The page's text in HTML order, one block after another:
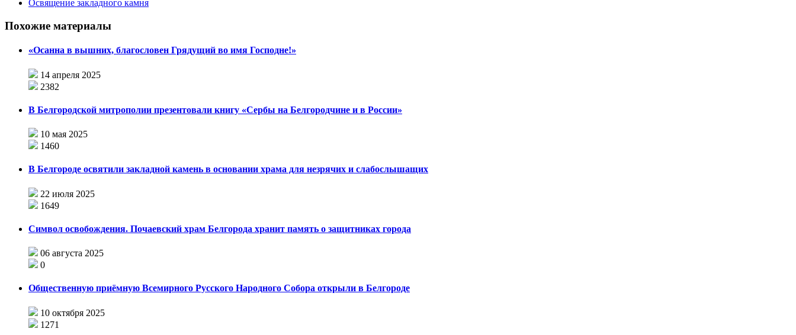
Освящение закладного камня
Похожие материалы
«Осанна в вышних, благословен Грядущий во имя Господне!»
14 апреля 2025
2382
В Белгородской митрополии презентовали книгу «Сербы на Белгородчине и в России»
10 мая 2025
1460
В Белгороде освятили закладной камень в основании храма для незрячих и слабослышащих
22 июля 2025
1649
Символ освобождения. Почаевский храм Белгорода хранит память о защитниках города
06 августа 2025
0
Общественную приёмную Всемирного Русского Народного Собора открыли в Белгороде
10 октября 2025
1271